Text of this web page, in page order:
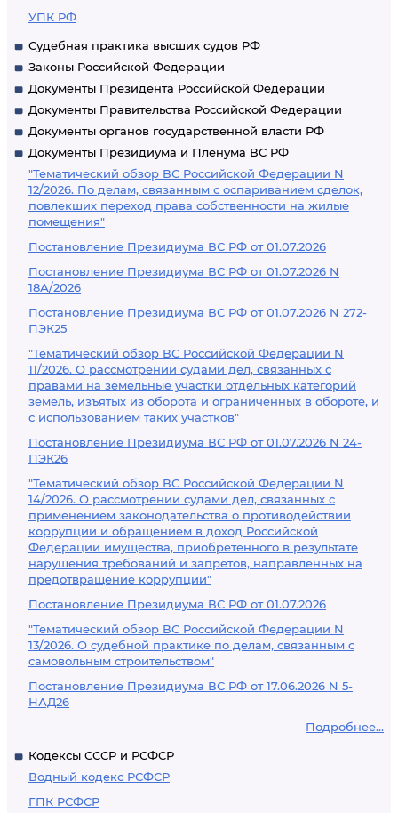
УПК РФ
Судебная практика высших судов РФ
Законы Российской Федерации
Документы Президента Российской Федерации
Документы Правительства Российской Федерации
Документы органов государственной власти РФ
Документы Президиума и Пленума ВС РФ
"Тематический обзор ВС Российской Федерации N
12/2026. По делам, связанным с оспариванием сделок,
повлекших переход права собственности на жилые
помещения"
Постановление Президиума ВС РФ от 01.07.2026
Постановление Президиума ВС РФ от 01.07.2026 N
18А/2026
Постановление Президиума ВС РФ от 01.07.2026 N 272-
ПЭК25
"Тематический обзор ВС Российской Федерации N
11/2026. О рассмотрении судами дел, связанных с
правами на земельные участки отдельных категорий
земель, изъятых из оборота и ограниченных в обороте, и
с использованием таких участков"
Постановление Президиума ВС РФ от 01.07.2026 N 24-
ПЭК26
"Тематический обзор ВС Российской Федерации N
14/2026. О рассмотрении судами дел, связанных с
применением законодательства о противодействии
коррупции и обращением в доход Российской
Федерации имущества, приобретенного в результате
нарушения требований и запретов, направленных на
предотвращение коррупции"
Постановление Президиума ВС РФ от 01.07.2026
"Тематический обзор ВС Российской Федерации N
13/2026. О судебной практике по делам, связанным с
самовольным строительством"
Постановление Президиума ВС РФ от 17.06.2026 N 5-
НАД26
Подробнее...
Кодексы СССР и РСФСР
Водный кодекс РСФСР
ГПК РСФСР